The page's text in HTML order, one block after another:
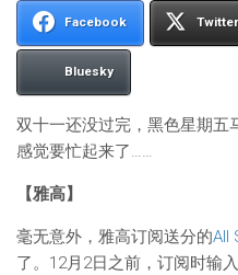
Facebook Twitter
Bluesky
双十一还没过完，黑色星期五
感觉要忙起来了……
【雅高】
毫无意外，雅高订阅送分的All
了。12月2日之前，订阅时输